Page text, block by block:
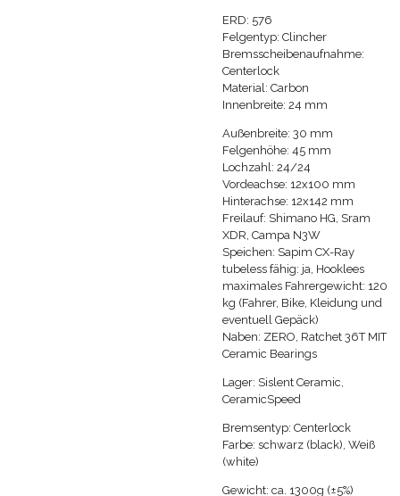
ERD: 576
Felgentyp: Clincher
Bremsscheibenaufnahme:
Centerlock
Material: Carbon
Innenbreite: 24 mm
Außenbreite: 30 mm
Felgenhöhe: 45 mm
Lochzahl: 24/24
Vordeachse: 12x100 mm
Hinterachse: 12x142 mm
Freilauf: Shimano HG, Sram
XDR, Campa N3W
Speichen: Sapim CX-Ray
tubeless fähig: ja, Hooklees
maximales Fahrergewicht: 120
kg (Fahrer, Bike, Kleidung und
eventuell Gepäck)
Naben: ZERO, Ratchet 36T MIT
Ceramic Bearings
Lager: Sislent Ceramic,
CeramicSpeed
Bremsentyp: Centerlock
Farbe: schwarz (black), Weiß
(white)
Gewicht: ca. 1300g (±5%)